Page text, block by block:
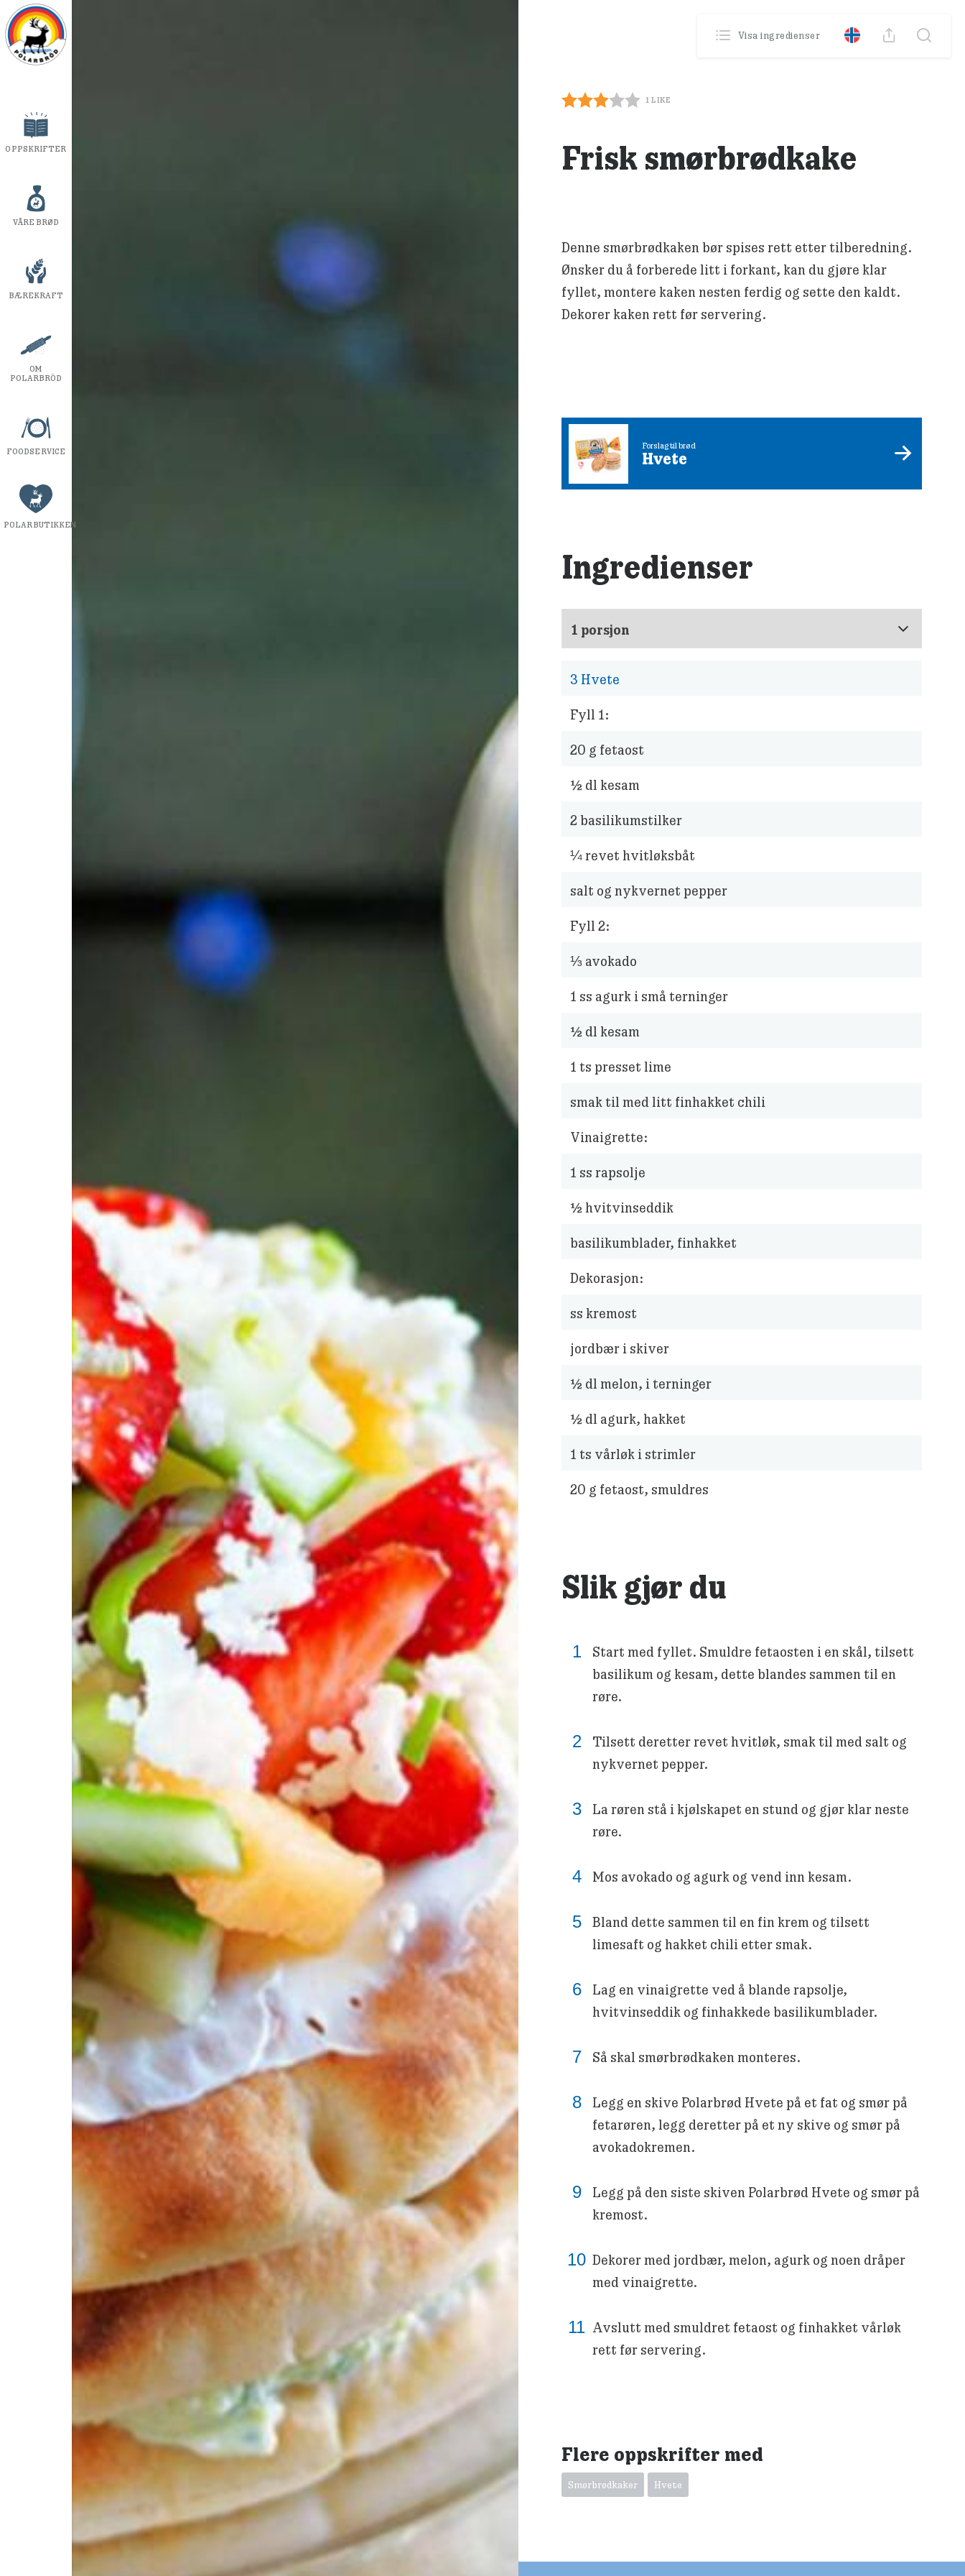
0Poäng
OPPSKRIFTER
VÅRE BRØD
BÆREKRAFT
OM
POLARBRÖD
FOODSERVICE
POLARBUTIKKEN
Visa ingredienser
1 LIKE
Frisk smørbrødkake
Denne smørbrødkaken bør spises rett etter tilberedning.
Ønsker du å forberede litt i forkant, kan du gjøre klar
fyllet, montere kaken nesten ferdig og sette den kaldt.
Dekorer kaken rett før servering.
Forslag til brød
Hvete
Ingredienser
3 Hvete
Fyll 1:
20 g fetaost
½ dl kesam
2 basilikumstilker
¼revet hvitløksbåt
salt og nykvernet pepper
Fyll 2:
⅓ avokado
1 ss agurk i små terninger
½ dl kesam
1 ts presset lime
smak til med litt finhakket chili
Vinaigrette:
1 ss rapsolje
½ hvitvinseddik
basilikumblader, finhakket
Dekorasjon:
ss kremost
jordbær i skiver
½ dl melon, i terninger
½ dl agurk, hakket
1 ts vårløk i strimler
20 g fetaost, smuldres
Slik gjør du
Start med fyllet. Smuldre fetaosten i en skål, tilsett
basilikum og kesam, dette blandes sammen til en
røre.
Tilsett deretter revet hvitløk, smak til med salt og
nykvernet pepper.
La røren stå i kjølskapet en stund og gjør klar neste
røre.
Mos avokado og agurk og vend inn kesam.
Bland dette sammen til en fin krem og tilsett
limesaft og hakket chili etter smak.
Lag en vinaigrette ved å blande rapsolje,
hvitvinseddik og finhakkede basilikumblader.
Så skal smørbrødkaken monteres.
Legg en skive Polarbrød Hvete på et fat og smør på
fetarøren, legg deretter på et ny skive og smør på
avokadokremen.
Legg på den siste skiven Polarbrød Hvete og smør på
kremost.
Dekorer med jordbær, melon, agurk og noen dråper
med vinaigrette.
Avslutt med smuldret fetaost og finhakket vårløk
rett før servering.
Flere oppskrifter med
Smørbrødkaker Hvete